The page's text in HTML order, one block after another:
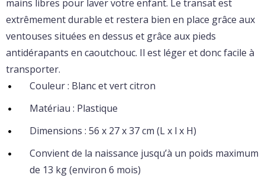
mains libres pour laver votre enfant. Le transat est
extrêmement durable et restera bien en place grâce aux
ventouses situées en dessus et grâce aux pieds
antidérapants en caoutchouc. Il est léger et donc facile à
transporter.
Couleur : Blanc et vert citron
Matériau : Plastique
Dimensions : 56 x 27 x 37 cm (L x l x H)
Convient de la naissance jusqu’à un poids maximum
de 13 kg (environ 6 mois)